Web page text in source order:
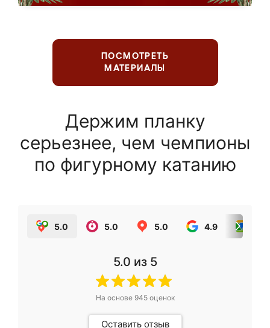
ПОСМОТРЕТЬ
МАТЕРИАЛЫ
Держим планку
серьезнее, чем чемпионы
по фигурному катанию
5.0 5.0 5.0 4.9
5.0 из 5
На основе 945оценок
Оставить отзыв